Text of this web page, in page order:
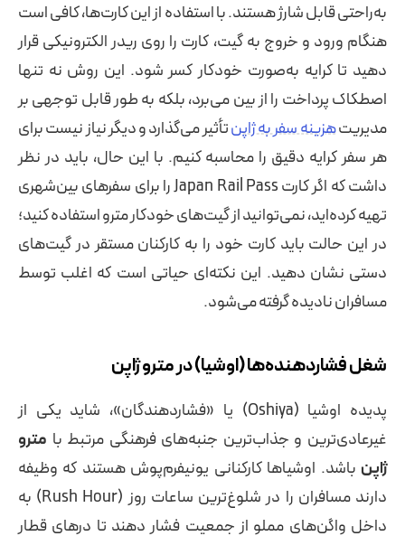
به‌راحتی قابل شارژ هستند. با استفاده از این کارت‌ها، کافی است
هنگام ورود و خروج به گیت، کارت را روی ریدر الکترونیکی قرار
دهید تا کرایه به‌صورت خودکار کسر شود. این روش نه تنها
اصطکاک پرداخت را از بین می‌برد، بلکه به طور قابل توجهی بر
مدیریتهزینه سفر به ژاپنتأثیر می‌گذارد و دیگر نیاز نیست برای
هر سفر کرایه دقیق را محاسبه کنیم. با این حال، باید در نظر
داشت که اگر کارت Japan Rail Pass را برای سفرهای بین‌شهری
تهیه‌ کرده‌اید، نمی‌توانید از گیت‌های خودکار مترو استفاده کنید؛
در این حالت باید کارت خود را به کارکنان مستقر در گیت‌های
دستی نشان دهید. این نکته‌ای حیاتی است که اغلب توسط
مسافران نادیده گرفته می‌شود.
شغل فشاردهنده‌ها (اوشیا) در مترو ژاپن
پدیده اوشیا (Oshiya) یا «فشاردهندگان»، شاید یکی از
غیرعادی‌ترین و جذاب‌ترین جنبه‌های فرهنگی مرتبط با مترو
ژاپن باشد. اوشیاها کارکنانی یونیفرم‌پوش هستند که وظیفه
دارند مسافران را در شلوغ‌ترین ساعات روز (Rush Hour) به
داخل واگن‌های مملو از جمعیت فشار دهند تا درهای قطار